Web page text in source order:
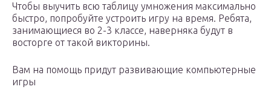
Чтобы выучить всю таблицу умножения максимально
быстро, попробуйте устроить игру на время. Ребята,
занимающиеся во 2-3 классе, наверняка будут в
восторге от такой викторины.
Вам на помощь придут развивающие компьютерные
игры